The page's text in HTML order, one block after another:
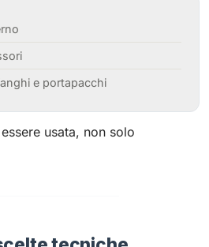
e portapacchi
usata, non solo